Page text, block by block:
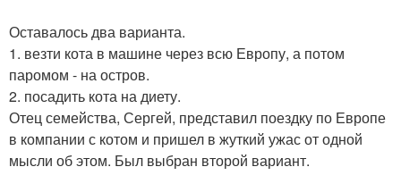
Оставалось два варианта.
1. везти кота в машине через всю Европу, а потом
паромом - на остров.
2. посадить кота на диету.
Отец семейства, Сергей, представил поездку по Европе
в компании с котом и пришел в жуткий ужас от одной
мысли об этом. Был выбран второй вариант.